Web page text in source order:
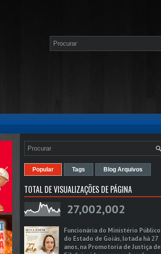
Popular Tags Blog Arquivos
TOTAL DE VISUALIZAÇÕES DE PÁGINA
27,002,002
Funcionária do Ministério Público
do Estado de Goiás, lotada há 27
anos, na Promotoria de Justiça de